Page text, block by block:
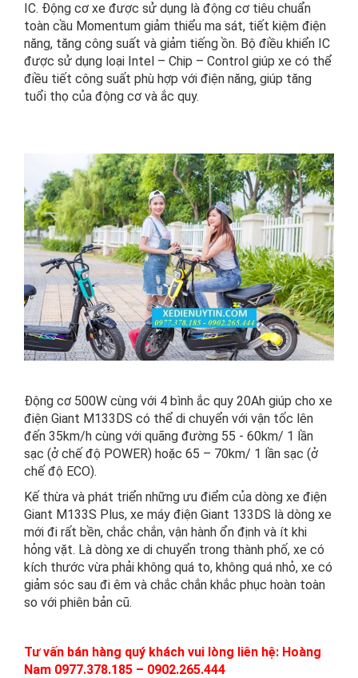
IC. Động cơ xe được sử dụng là động cơ tiêu chuẩn
toàn cầu Momentum giảm thiểu ma sát, tiết kiệm điện
năng, tăng công suất và giảm tiếng ồn. Bộ điều khiển IC
được sử dụng loại Intel – Chip – Control giúp xe có thể
điều tiết công suất phù hợp với điện năng, giúp tăng
tuổi thọ của động cơ và ắc quy.
Động cơ 500W cùng với 4 bình ắc quy 20Ah giúp cho xe
điện Giant M133DS có thể di chuyển với vận tốc lên
đến 35km/h cùng với quãng đường 55 - 60km/ 1 lần
sạc (ở chế độ POWER) hoặc 65 – 70km/ 1 lần sạc (ở
chế độ ECO).
Kế thừa và phát triển những ưu điểm của dòng xe điện
Giant M133S Plus, xe máy điện Giant 133DS là dòng xe
mới đi rất bền, chắc chắn, vận hành ổn định và ít khi
hỏng vặt. Là dòng xe di chuyển trong thành phố, xe có
kích thước vừa phải không quá to, không quá nhỏ, xe có
giảm sóc sau đi êm và chắc chắn khắc phục hoàn toàn
so với phiên bản cũ.
Tư vấn bán hàng quý khách vui lòng liên hệ: Hoàng
Nam 0977.378.185 – 0902.265.444